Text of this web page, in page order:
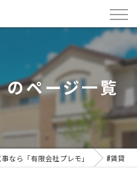
ページ一覧
なら「有限会社プレモ」 #賃貸